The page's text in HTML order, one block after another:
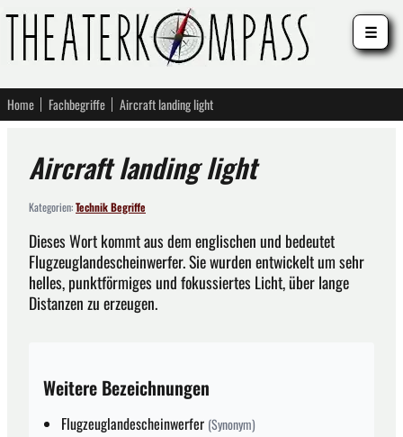
Home Fachbegriffe Aircraft landing light
Aircraft landing light
Kategorien:Technik Begriffe
Dieses Wort kommt aus dem englischen und bedeutet
Flugzeuglandescheinwerfer. Sie wurden entwickelt um sehr
helles, punktförmiges und fokussiertes Licht, über lange
Distanzen zu erzeugen.
Weitere Bezeichnungen
Flugzeuglandescheinwerfer (Synonym)
☰